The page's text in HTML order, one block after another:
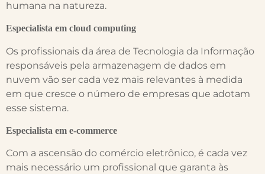
humana na natureza.
Especialista em cloud computing
Os profissionais da área de Tecnologia da Informação
responsáveis pela armazenagem de dados em
nuvem vão ser cada vez mais relevantes à medida
em que cresce o número de empresas que adotam
esse sistema.
Especialista em e-commerce
Com a ascensão do comércio eletrônico, é cada vez
mais necessário um profissional que garanta às